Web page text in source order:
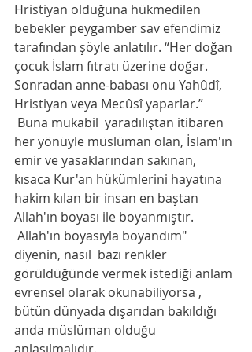
Hristiyan olduğuna hükmedilen
bebekler peygamber sav efendimiz
tarafından şöyle anlatılır. “Her doğan
çocuk İslam fıtratı üzerine doğar.
Sonradan anne-babası onu Yahûdî,
Hristiyan veya Mecûsî yaparlar.”
her yönüyle müslüman olan, İslam'ın
emir ve yasaklarından sakınan,
kısaca Kur'an hükümlerini hayatına
hakim kılan bir insan en baştan
Allah'ın boyası ile boyanmıştır.
diyenin, nasıl  bazı renkler
görüldüğünde vermek istediği anlam
evrensel olarak okunabiliyorsa ,
bütün dünyada dışarıdan bakıldığı
anda müslüman olduğu